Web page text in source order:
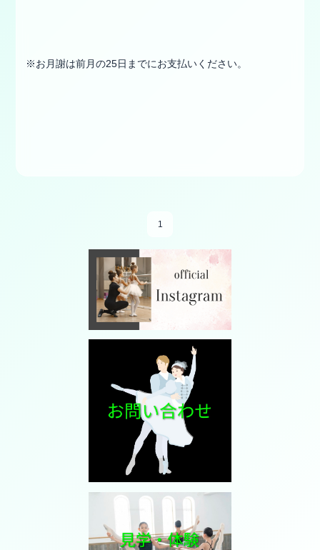
※お月謝は前月の25日までにお支払いください。
1